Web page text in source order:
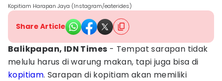
Kopitiam Harapan Jaya (Instagram/eaterides)
Share Article
Balikpapan, IDN Times - Tempat sarapan tidak
melulu harus di warung makan, tapi juga bisa di
kopitiam. Sarapan di kopitiam akan memiliki